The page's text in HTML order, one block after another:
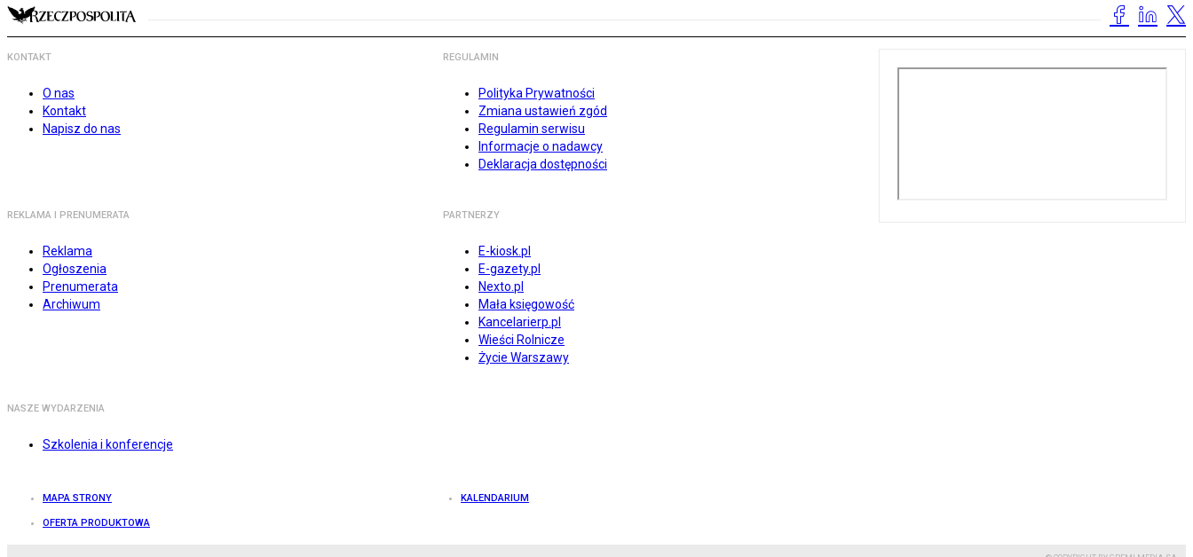
KONTAKT
O nas
Kontakt
Napisz do nas
REGULAMIN
Polityka Prywatności
Zmiana ustawień zgód
Regulamin serwisu
Informacje o nadawcy
Deklaracja dostępności
REKLAMA I PRENUMERATA
Reklama
Ogłoszenia
Prenumerata
Archiwum
PARTNERZY
E-kiosk.pl
E-gazety.pl
Nexto.pl
Mała księgowość
Kancelarierp.pl
Wieści Rolnicze
Życie Warszawy
NASZE WYDARZENIA
Szkolenia i konferencje
MAPA STRONY KALENDARIUM
OFERTA PRODUKTOWA